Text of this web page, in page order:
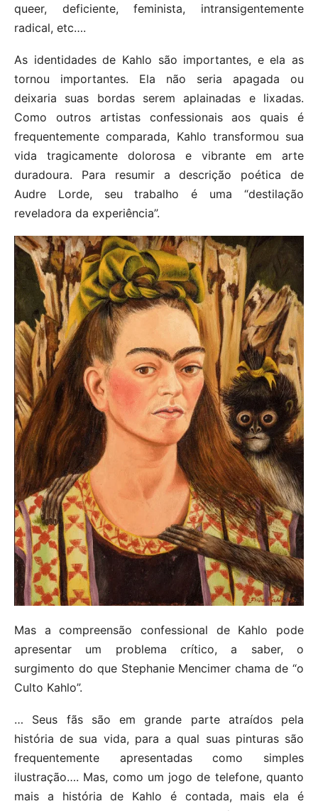
queer, deficiente, feminista, intransigentemente
radical, etc….
As identidades de Kahlo são importantes, e ela as
tornou importantes. Ela não seria apagada ou
deixaria suas bordas serem aplainadas e lixadas.
Como outros artistas confessionais aos quais é
frequentemente comparada, Kahlo transformou sua
vida tragicamente dolorosa e vibrante em arte
duradoura. Para resumir a descrição poética de
Audre Lorde, seu trabalho é uma “destilação
reveladora da experiência”.
Mas a compreensão confessional de Kahlo pode
apresentar um problema crítico, a saber, o
surgimento do que Stephanie Mencimer chama de “o
Culto Kahlo”.
… Seus fãs são em grande parte atraídos pela
história de sua vida, para a qual suas pinturas são
frequentemente apresentadas como simples
ilustração…. Mas, como um jogo de telefone, quanto
mais a história de Kahlo é contada, mais ela é